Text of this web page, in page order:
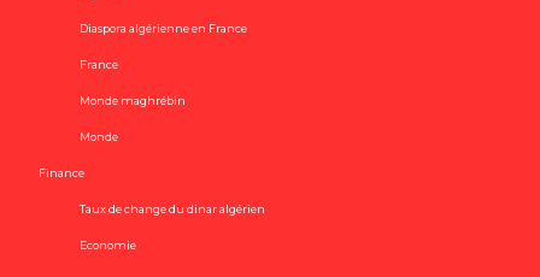
Diaspora algérienne en France
France
Monde maghrébin
Monde
Finance
Taux de change du dinar algérien
Economie